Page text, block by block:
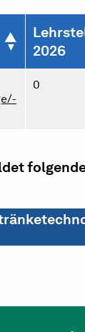
2026
0